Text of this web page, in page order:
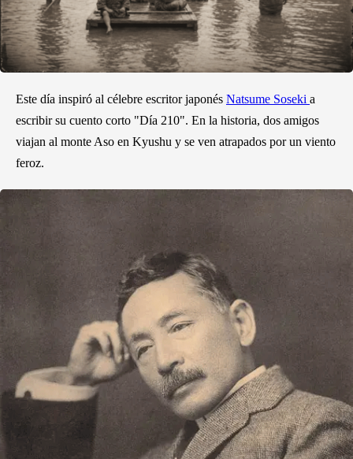
Este día inspiró al célebre escritor japonés Natsume Soseki a
escribir su cuento corto "Día 210". En la historia, dos amigos
viajan al monte Aso en Kyushu y se ven atrapados por un viento
feroz.